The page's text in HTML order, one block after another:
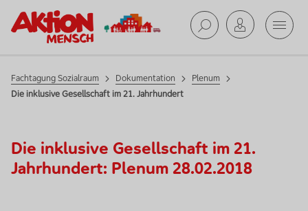
Dokumentation
Fachtagung Sozialraum Dokumentation
Plenum
Die inklusive Gesellschaft im 21. Jahrhundert
Die inklusive Gesellschaft im 21.
Jahrhundert: Plenum 28.02.2018